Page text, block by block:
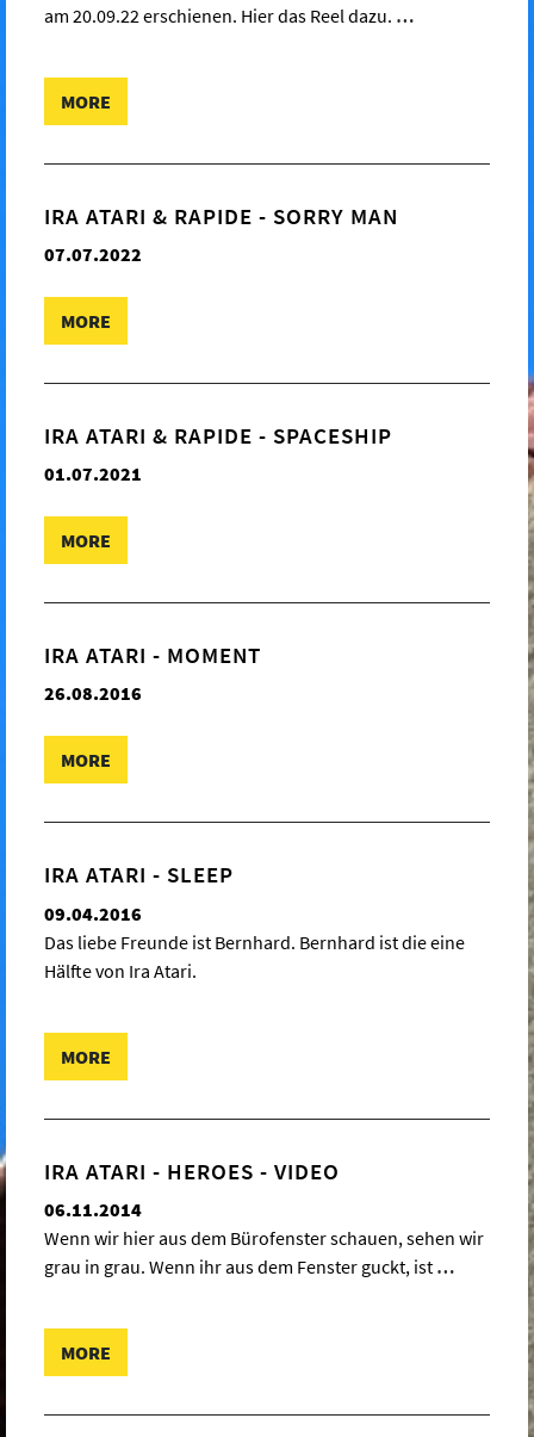
am 20.09.22 erschienen. Hier das Reel dazu. …
MORE
IRA ATARI & RAPIDE - SORRY MAN
07.07.2022
MORE
IRA ATARI & RAPIDE - SPACESHIP
01.07.2021
MORE
IRA ATARI - MOMENT
26.08.2016
MORE
IRA ATARI - SLEEP
09.04.2016
Das liebe Freunde ist Bernhard. Bernhard ist die eine
Hälfte von Ira Atari.
MORE
IRA ATARI - HEROES - VIDEO
06.11.2014
Wenn wir hier aus dem Bürofenster schauen, sehen wir
grau in grau. Wenn ihr aus dem Fenster guckt, ist …
MORE